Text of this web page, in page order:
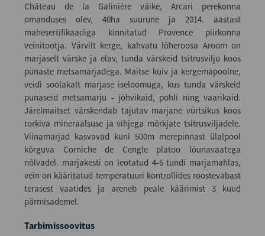
Château de la Galinière väike, Arcari perekonna
omanduses olev, 40ha suurune ja 2014. aastast
mahesertifikaadiga kinnitatud Provence piirkonna
veinitootja. Värvilt kerge, kahvatu lõheroosa Aroom on
marjaselt värske ja elav, tunda värskeid tsitrusvilju koos
punaste metsamarjadega. Maitse kuiv ja kergemapoolne,
veidi soolakalt marjase iseloomuga, kus tunda värskeid
punaseid metsamarju - jõhvikaid, pohli ning vaarikaid.
Järelmaitset värskendab tajutav marjane vürtsikus koos
torkiva mineraalsuse ja vihjega mõrkjate tsitrusviljadele.
Viinamarjad kasvavad kuni 500m merepinnast ülalpool
kõrguva Corniche de Cengle platoo lõunavaatega
nõlvadel. marjakesti on leotatud 4-6 tundi marjamahlas,
vein on kääritatud temperatuuri kontrollides roostevabast
terasest vaatides ja areneb peale käärimist 3 kuud
pärmisademel.
Tarbimissoovitus